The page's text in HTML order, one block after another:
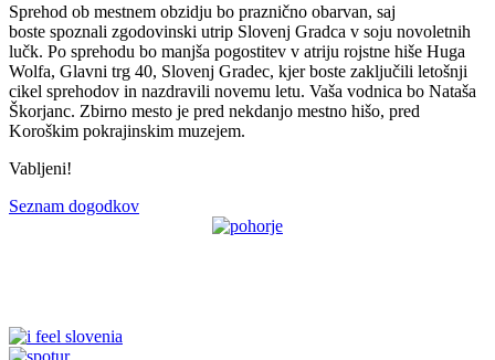
Sprehod ob mestnem obzidju bo praznično obarvan, saj
boste spoznali zgodovinski utrip Slovenj Gradca v soju novoletnih
lučk. Po sprehodu bo manjša pogostitev v atriju rojstne hiše Huga
Wolfa, Glavni trg 40, Slovenj Gradec, kjer boste zaključili letošnji
cikel sprehodov in nazdravili novemu letu. Vaša vodnica bo Nataša
Škorjanc. Zbirno mesto je pred nekdanjo mestno hišo, pred
Koroškim pokrajinskim muzejem.
Vabljeni!
Seznam dogodkov